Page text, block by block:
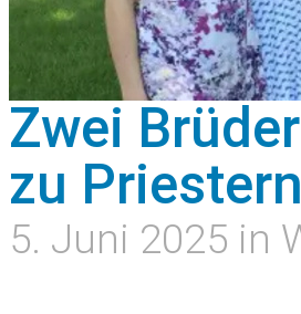
Zwei
zu
5. Juni 2025 in